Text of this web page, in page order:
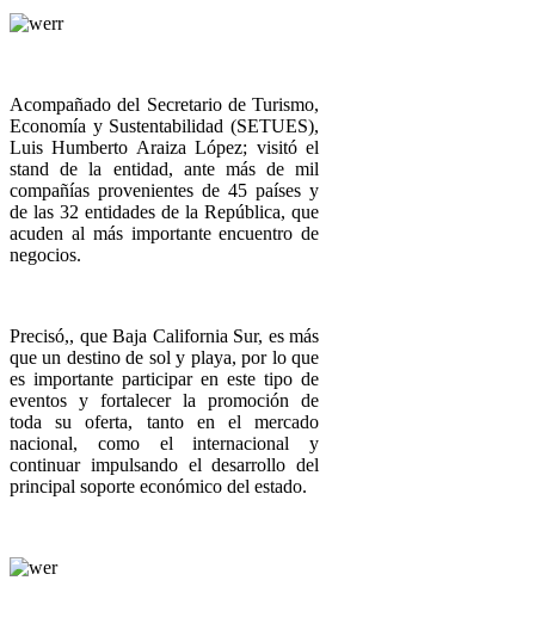
Acompañado del Secretario de Turismo,
Economía y Sustentabilidad (SETUES),
Luis Humberto Araiza López; visitó el
stand de la entidad, ante más de mil
compañías provenientes de 45 países y
de las 32 entidades de la República, que
acuden al más importante encuentro de
negocios.
Precisó,, que Baja California Sur, es más
que un destino de sol y playa, por lo que
es importante participar en este tipo de
eventos y fortalecer la promoción de
toda su oferta, tanto en el mercado
nacional, como el internacional y
continuar impulsando el desarrollo del
principal soporte económico del estado.